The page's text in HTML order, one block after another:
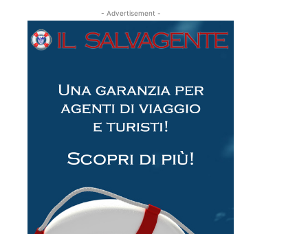
- Advertisement -